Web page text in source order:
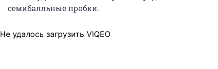
семибалльные пробки.
Не удалось загрузить VIQEO